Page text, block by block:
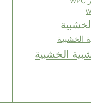
الخشبية
الخشبية